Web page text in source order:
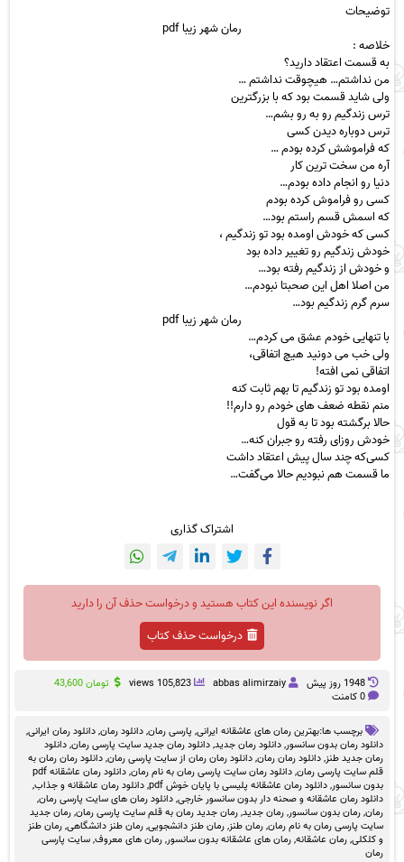
توضیحات
رمانشهر زیباpdf
خلاصه :
به قسمت اعتقاد دارید؟
من نداشتم… هیچوقت نداشتم …
ولی شاید قسمت بود که با بزرگترین
ترس زندگیم رو به رو بشم…
ترس دوباره دیدن کسی
که فراموشش کرده بودم …
آره من سخت ترین کار
دنیا رو انجام داده بودم…
کسی رو فراموش کرده بودم
که اسمش قسم راستم بود…
کسی که خودش اومده بود تو زندگیم ،
خودش زندگیم رو تغییر داده بود
و خودش از زندگیم رفته بود…‌
من اصلا اهل این صحبتا نبودم…
سرم گرم زندگیم بود…
رمان شهر زیبا pdf
با تنهایی خودم عشق می کردم…
ولی خب می دونید هیچ اتفاقی،
اتفاقی نمی افته!
اومده بود تو زندگیم تا بهم ثابت کنه
منم نقطه ضعف های خودم رو دارم!!
حالا برگشته بود تا به قول
خودش روزای رفته رو جبران کنه…
کسی‌که چند سال پیش اعتقاد داشت
ما قسمت هم نبودیم حالا می‌گفت…
اشتراک گذاری
اگر نویسنده این کتاب هستید و درخواست حذف آن را دارید
درخواست حذف کتاب
1948 روز پيش abbas alimirzaiy
105,823 views تومان43,600
0 کامنت
برچسب ها:بهترین رمان های عاشقانه ایرانی, پارسی رمان,دانلود رمان,دانلود رمان ایرانی,
دانلود رمان بدون سانسور,دانلود رمان جدید,دانلود رمان جدید سایت پارسی رمان,دانلود
رمان جدید طنز,دانلود رمان رمان,دانلود رمان رمان از سایت پارسی رمان,دانلود رمان رمان به
قلم سایت پارسی رمان,دانلود رمان سایت پارسی رمان به نام رمان,
دانلود رمان عاشقانه pdf
بدون سانسور,دانلود رمان عاشقانه پلیسی با پایان خوش pdf ,دانلود رمان عاشقانه و جذاب,
دانلود رمان عاشقانه و صحنه دار بدون سانسور خارجی,دانلود رمان های سایت پارسی رمان,
رمان,رمان بدون سانسور,رمان جدید,رمان جدید رمان به قلم سایت پارسی رمان,رمان جدید
سایت پارسی رمان به نام رمان,رمان طنز,رمان طنز دانشجویی,رمان طنز دانشگاهی,رمان طنز
و کلکلی,رمان عاشقانه,رمان های عاشقانه بدون سانسور,رمان های معروف,سایت پارسی
رمان